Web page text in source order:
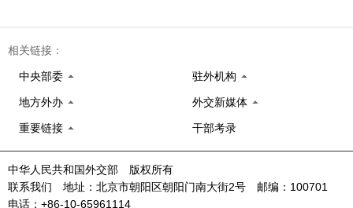
相关链接：
中央部委 驻外机构
地方外办 外交新媒体
重要链接 干部考录
中华人民共和国外交部 版权所有
联系我们 地址：北京市朝阳区朝阳门南大街2号 邮编：100701
电话：+86-10-65961114